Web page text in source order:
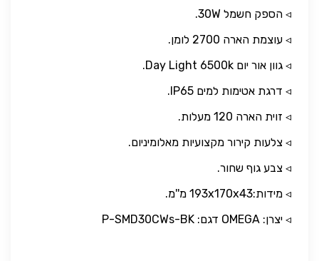
◃ הספק חשמל 30W.
◃ עוצמת הארה 2700 לומן.
◃ גוון אור יום Day Light 6500k.
◃ דרגת אטימות למים IP65.
◃ זוית הארה 120 מעלות.
◃ צלעות קירור מקצועיות מאלומיניום.
◃ צבע גוף שחור.
◃ מידות:193x170x43 מ''מ.
◃ יצרן: OMEGA דגם: P-SMD30CWs-BK